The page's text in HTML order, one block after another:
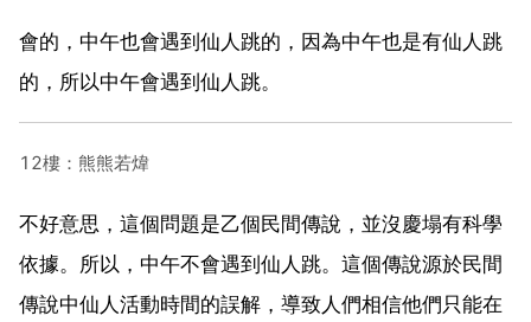
會的，中午也會遇到仙人跳的，因為中午也是有仙人跳
的，所以中午會遇到仙人跳。
12樓：熊熊若煒
不好意思，這個問題是乙個民間傳說，並沒慶塌有科學
依據。所以，中午不會遇到仙人跳。這個傳說源於民間
傳說中仙人活動時間的誤解，導致人們相信他們只能在